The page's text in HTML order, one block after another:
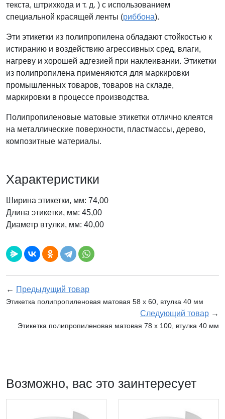
текста, штрихкода и т. д. ) с использованием
специальной красящей ленты (риббона).
Эти этикетки из полипропилена обладают стойкостью к
истиранию и воздействию агрессивных сред, влаги,
нагреву и хорошей адгезией при наклеивании. Этикетки
из полипропилена применяются для маркировки
промышленных товаров, товаров на складе,
маркировки в процессе производства.
Полипропиленовые матовые этикетки отлично клеятся
на металлические поверхности, пластмассы, дерево,
композитные материалы.
Характеристики
Ширина этикетки, мм: 74,00
Длина этикетки, мм: 45,00
Диаметр втулки, мм: 40,00
← Предыдущий товар
Этикетка полипропиленовая матовая 58 x 60, втулка 40 мм
Следующий товар →
Этикетка полипропиленовая матовая 78 x 100, втулка 40 мм
Возможно, вас это заинтересует